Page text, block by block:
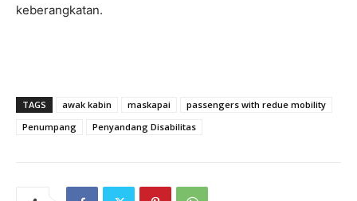
keberangkatan.
TAGS awak kabin maskapai
passengers with redue mobility
Penumpang
Penyandang Disabilitas